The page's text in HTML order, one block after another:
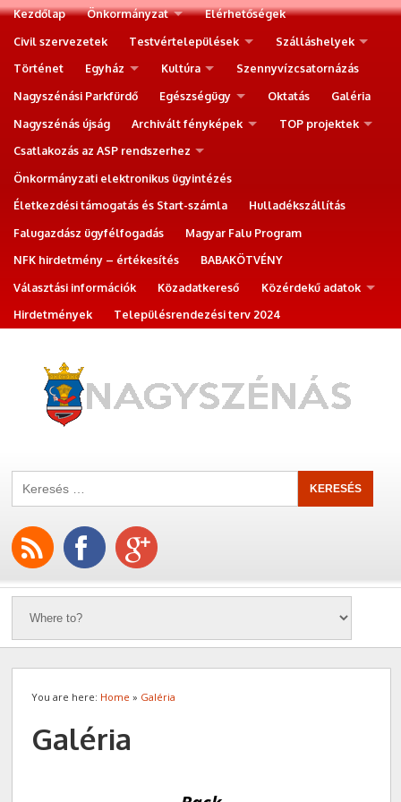
Kezdőlap Önkormányzat
Elérhetőségek
Civil szervezetek
Testvértelepülések
Szálláshelyek
Történet
Egyház Kultúra
Szennyvízcsatornázás
Nagyszénási Parkfürdő
Egészségügy Oktatás
Galéria
Nagyszénás újság
Archivált fényképek
TOP projektek
Csatlakozás az ASP rendszerhez
Önkormányzati elektronikus ügyintézés
Életkezdési támogatás és Start-számla
Hulladékszállítás
Falugazdász ügyfélfogadás
Magyar Falu Program
NFK hirdetmény – értékesítés
BABAKÖTVÉNY
Választási információk
Közadatkereső
Közérdekű adatok
Hirdetmények
Településrendezési terv 2024
You are here: Home » Galéria
Galéria